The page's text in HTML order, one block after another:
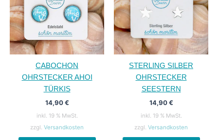
CABOCHON
OHRSTECKER AHOI
TÜRKIS
14,90€
inkl. 19 % MwSt.
zzgl. Versandkosten
STERLING SILBER
OHRSTECKER
SEESTERN
14,90€
inkl. 19 % MwSt.
zzgl. Versandkosten